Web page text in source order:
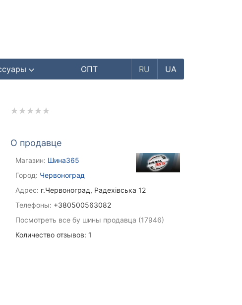
ОПТ RU UA
О продавце
Магазин: Шина365
Город: Червоноград
Адрес: г.Червоноград, Радехівська 12
Телефоны: +380500563082
Посмотреть все бу шины продавца (17946)
Количество отзывов: 1